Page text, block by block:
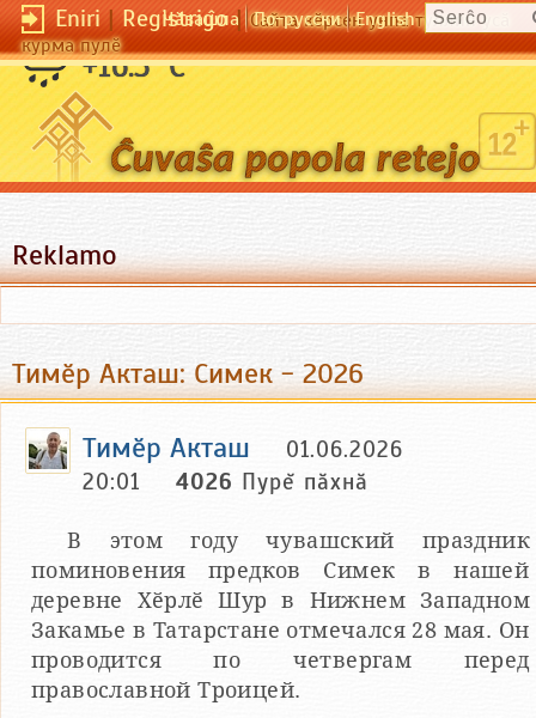
Eniri|Registriĝo|Сайта кӗрсен унпа туллин усӑ
курма пулӗ
Чӑвашла По-русски English
+16.3 °C
Reklamo
Тимӗр Акташ: Симек - 2026
Тимӗр Акташ
01.06.2026
20:01
4026 Пурĕ пăхнă
В этом году чувашский праздник
поминовения предков Симек в нашей
деревне Хӗрлӗ Шур в Нижнем Западном
Закамье в Татарстане отмечался 28 мая. Он
проводится по четвергам перед
православной Троицей.